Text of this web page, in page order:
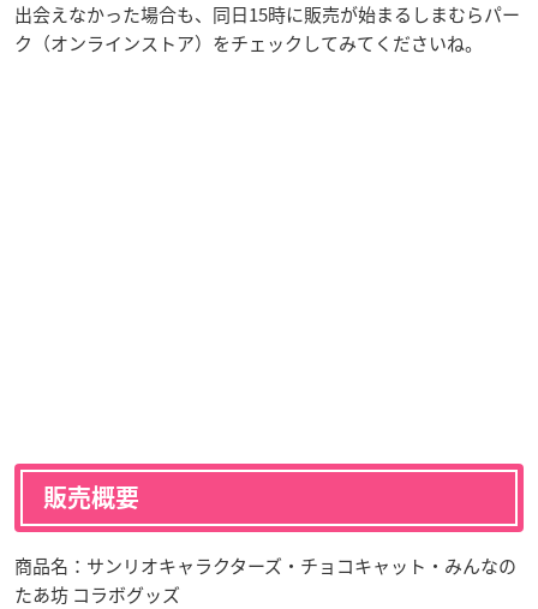
出会えなかった場合も、同日15時に販売が始まるしまむらパー
ク（オンラインストア）をチェックしてみてくださいね。
販売概要
商品名：サンリオキャラクターズ・チョコキャット・みんなの
たあ坊 コラボグッズ